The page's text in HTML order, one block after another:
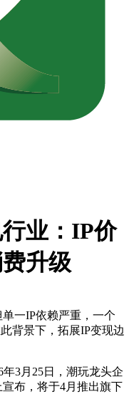
业：IP价
升级
一IP依赖严重，一个
背景下，拓展IP变现边
年3月25日，潮玩龙头企
布，将于4月推出旗下